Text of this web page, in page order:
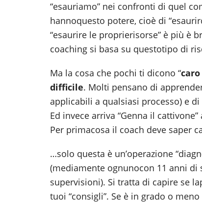
“esauriamo” nei confronti di quel
hannoquesto potere, cioè di
“esaurire le proprierisorse” è più è
coaching si basa su questotipo di
Ma la cosa che pochi ti dicono “caro
difficile. Molti pensano di
applicabili a qualsiasi processo) e
Ed invece arriva “Genna il
Per primacosa il coach deve saper
…solo questa è un’operazione
(mediamente ognunocon 11 anni
supervisioni). Si tratta di capire se
tuoi “consigli”. Se è in grado o